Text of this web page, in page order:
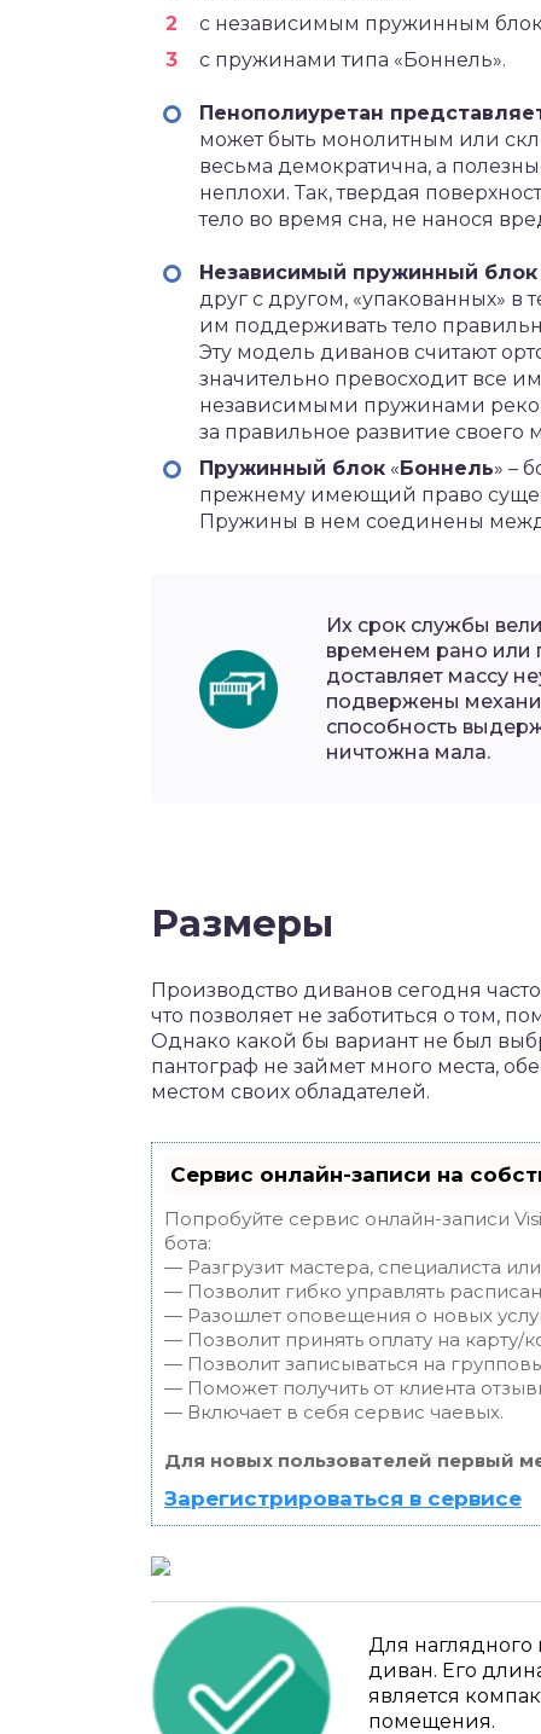
с независимым пружинным
с пружинами типа «Боннель».
Пенополиуретан
может быть монолитным или
весьма демократична, а
неплохи. Так, твердая
тело во время сна, не нанося
Независимый пружинный блок
друг с другом, «упакованных» в
им поддерживать тело
Эту модель диванов считают
значительно превосходит все
независимыми пружинами
за правильное развитие своего
Пружинный блок «Боннель» –
прежнему имеющий право
Пружины в нем соединены
Их срок службы
временем рано или
доставляет массу
подвержены
способность
ничтожна мала.
Размеры
Производство диванов сегодня
что позволяет не заботиться о том,
Однако какой бы вариант не был
пантограф не займет много места,
местом своих обладателей.
Сервис онлайн-записи на
Попробуйте сервис онлайн-записи
бота:
— Разгрузит мастера, специалиста
— Позволит гибко управлять
— Разошлет оповещения о новых
— Позволит принять оплату на карту/
— Позволит записываться на
— Поможет получить от клиента
— Включает в себя сервис чаевых.
Для новых пользователей первый
Зарегистрироваться в сервисе
Для
диван. Его
является
помещения.